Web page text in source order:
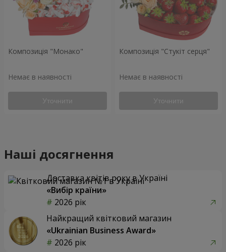
Композиція "Монако"
Немає в наявності
Уточнити
Композиція "Стукіт серця"
Немає в наявності
Уточнити
Наші досягнення
Доставка квітів року в Україні
«Вибір країни»
2026 рік
Найкращий квітковий магазин
«Ukrainian Business Award»
2026 рік